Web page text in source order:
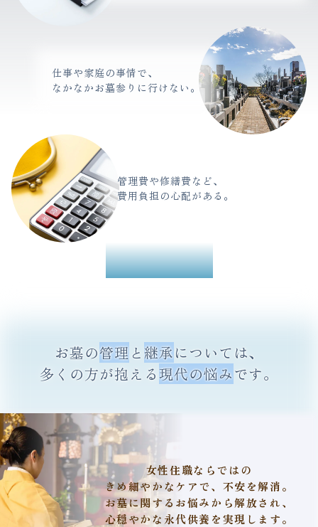
仕事や家庭の事情で、
なかなかお墓参りに行けない。
管理費や修繕費など、
費用負担の心配がある。
お墓の管理 と継承については、
多くの方が抱える現代の悩みです。
女性住職ならではの
きめ細やかなケアで、不安を解消。
お墓に関するお悩みから解放され、
心穏やかな永代供養を実現します。